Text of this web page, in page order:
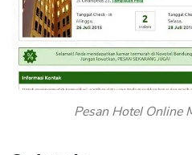
Pesan Hotel Online